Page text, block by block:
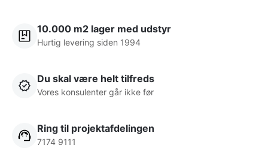
10.000 m2 lager med udstyr
Hurtig levering siden 1994
Du skal være helt tilfreds
Vores konsulenter går ikke før
Ring til projektafdelingen
7174 9111